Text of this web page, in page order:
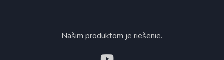
Našim produktom je riešenie.